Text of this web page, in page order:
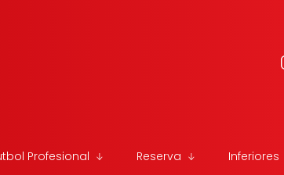
Profesional Reserva Inferiores